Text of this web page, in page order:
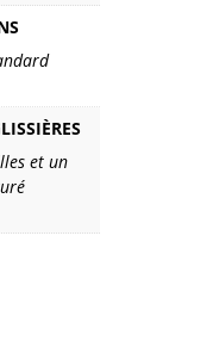
et un